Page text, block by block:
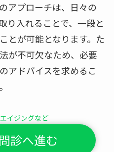
アプローチは、日々の
り入れることで、一段と
とが可能となります。た
が不可欠なため、必要
アドバイスを求めるこ
イジングなど
診へ進む